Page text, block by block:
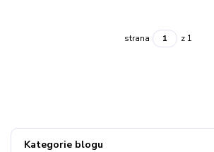
Kategorie blogu
strana z 1